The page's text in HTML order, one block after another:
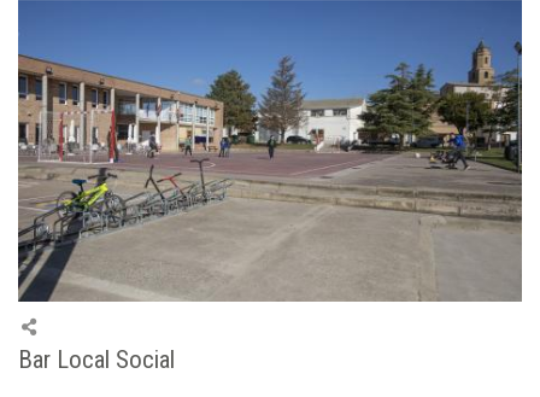
Bar Local Social